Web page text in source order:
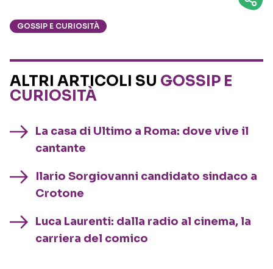
GOSSIP E CURIOSITÀ
ALTRI ARTICOLI SU GOSSIP E
CURIOSITÀ
La casa di Ultimo a Roma: dove vive il
cantante
Ilario Sorgiovanni candidato sindaco a
Crotone
Luca Laurenti: dalla radio al cinema, la
carriera del comico